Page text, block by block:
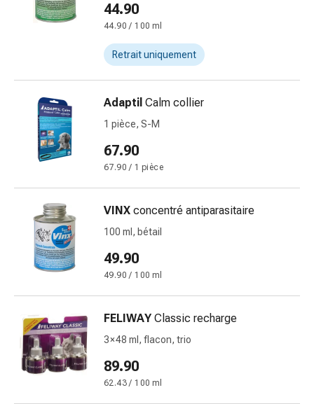
contention
Troubles
circulatoires
tabac
Troubles
veineux
Coagulation
sang
Troubles
cardiaque
Troubles
de
mémoire
et
de
44.90
44.90 / 100 ml
Retrait uniquement
Adaptil Calm collier
1 pièce, S-M
67.90
67.90 / 1 pièce
VINX concentré antiparasitaire
100 ml, bétail
49.90
49.90 / 100 ml
FELIWAY Classic recharge
3 × 48 ml, flacon, trio
89.90
62.43 / 100 ml